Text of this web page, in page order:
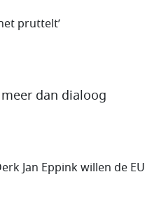
pruttelt’
dan dialoog
Jan Eppink willen de EU